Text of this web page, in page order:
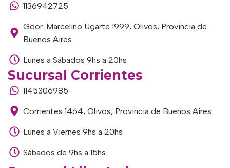
1136942725
Gdor. Marcelino Ugarte 1999, Olivos, Provincia de
Buenos Aires
Lunes a Sábados 9hs a 20hs
Sucursal Corrientes
1145306985
Corrientes 1464, Olivos, Provincia de Buenos Aires
Lunes a Viernes 9hs a 20hs
Sábados de 9hs a 15hs